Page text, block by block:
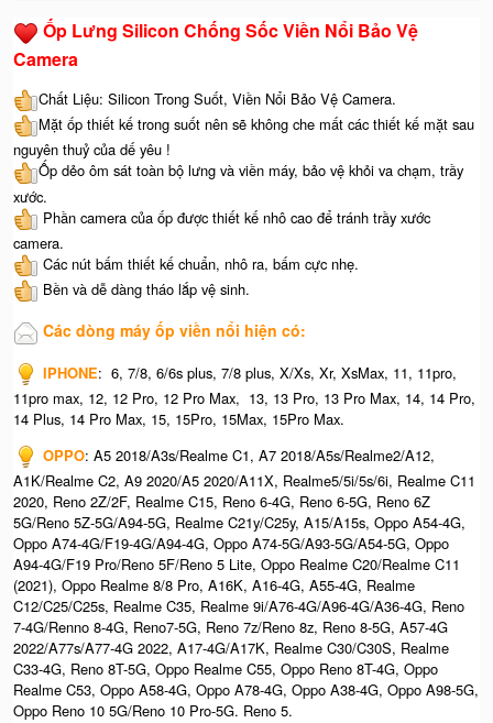
Ốp Lưng Silicon Chống Sốc Viền Nổi Bảo Vệ
Camera
Chất Liệu: Silicon Trong Suốt, Viền Nổi Bảo Vệ Camera.
Mặt ốp thiết kế trong suốt nên sẽ không che mất các thiết kế mặt sau
nguyên thuỷ của dế yêu !
Ốp dẻo ôm sát toàn bộ lưng và viền máy, bảo vệ khỏi va chạm, trầy
xước.
Phần camera của ốp được thiết kế nhô cao để tránh trầy xước
camera.
Các nút bấm thiết kế chuẩn, nhô ra, bấm cực nhẹ.
Bền và dễ dàng tháo lắp vệ sinh.
Các dòng máy ốp viền nổi hiện có:
IPHONE: 6, 7/8, 6/6s plus, 7/8 plus, X/Xs, Xr, XsMax, 11, 11pro,
11pro max, 12, 12 Pro, 12 Pro Max, 13, 13 Pro, 13 Pro Max, 14, 14 Pro,
14 Plus, 14 Pro Max, 15, 15Pro, 15Max, 15Pro Max.
OPPO: A5 2018/A3s/Realme C1, A7 2018/A5s/Realme2/A12,
A1K/Realme C2, A9 2020/A5 2020/A11X, Realme5/5i/5s/6i, Realme C11
2020, Reno 2Z/2F, Realme C15, Reno 6-4G, Reno 6-5G, Reno 6Z
5G/Reno 5Z-5G/A94-5G, Realme C21y/C25y, A15/A15s, Oppo A54-4G,
Oppo A74-4G/F19-4G/A94-4G, Oppo A74-5G/A93-5G/A54-5G, Oppo
A94-4G/F19 Pro/Reno 5F/Reno 5 Lite, Oppo Realme C20/Realme C11
(2021), Oppo Realme 8/8 Pro, A16K, A16-4G, A55-4G, Realme
C12/C25/C25s, Realme C35, Realme 9i/A76-4G/A96-4G/A36-4G, Reno
7-4G/Renno 8-4G, Reno7-5G, Reno 7z/Reno 8z, Reno 8-5G, A57-4G
2022/A77s/A77-4G 2022, A17-4G/A17K, Realme C30/C30S, Realme
C33-4G, Reno 8T-5G, Oppo Realme C55, Oppo Reno 8T-4G, Oppo
Realme C53, Oppo A58-4G, Oppo A78-4G, Oppo A38-4G, Oppo A98-5G,
Oppo Reno 10 5G/Reno 10 Pro-5G. Reno 5.